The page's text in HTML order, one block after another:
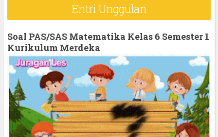
f
o
r
Entri Unggulan
Soal PAS/SAS Matematika Kelas 6 Semester 1
Kurikulum Merdeka